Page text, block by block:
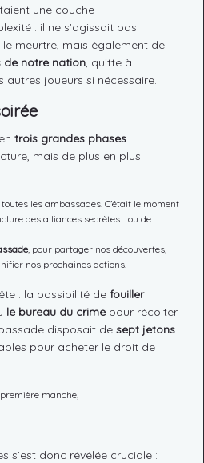
une couche
: il ne s’agissait pas
meurtre, mais également de
de notre nation, quitte à
joueurs si nécessaire.
trois grandes phases
mais de plus en plus
les ambassades. C’était le moment
des alliances secrètes… ou de
, pour partager nos découvertes,
nos prochaines actions.
: la possibilité de fouiller
le bureau du crime pour récolter
disposait de sept jetons
pour acheter le droit de
manche,
s’est donc révélée cruciale :